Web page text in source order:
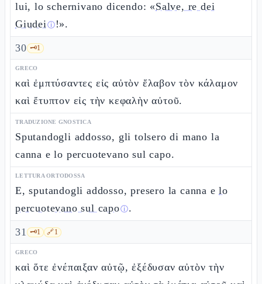
lui, lo schernivano dicendo: «Salve, re dei
Giudeiⓘ !».
30 🗝️1
GRECO
καὶ ἐμπτύσαντες εἰς αὐτὸν ἔλαβον τὸν κάλαμον
καὶ ἔτυπτον εἰς τὴν κεφαλὴν αὐτοῦ.
TRADUZIONE GNOSTICA
Sputandogli addosso, gli tolsero di mano la
canna e lo percuotevano sul capo.
LETTURA ORTODOSSA
E, sputandogli addosso, presero la canna elo
percuotevano sul capoⓘ.
31 🗝️1 🔗1
GRECO
καὶ ὅτε ἐνέπαιξαν αὐτῷ, ἐξέδυσαν αὐτὸν τὴν